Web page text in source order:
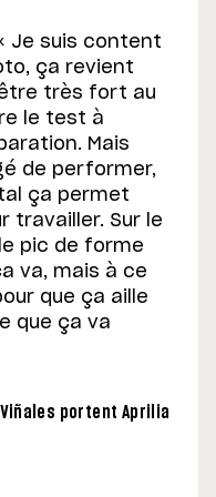
Je suis content
ça revient
très fort au
le test à
Mais
de performer,
ça permet
travailler. Sur le
pic de forme
va, mais à ce
que ça aille
que ça va
portent Aprilia